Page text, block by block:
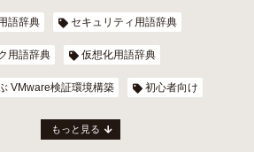
語辞典 セキュリティ用語辞典
用語辞典 仮想化用語辞典
VMware検証環境構築 初心者向け
もっと見る